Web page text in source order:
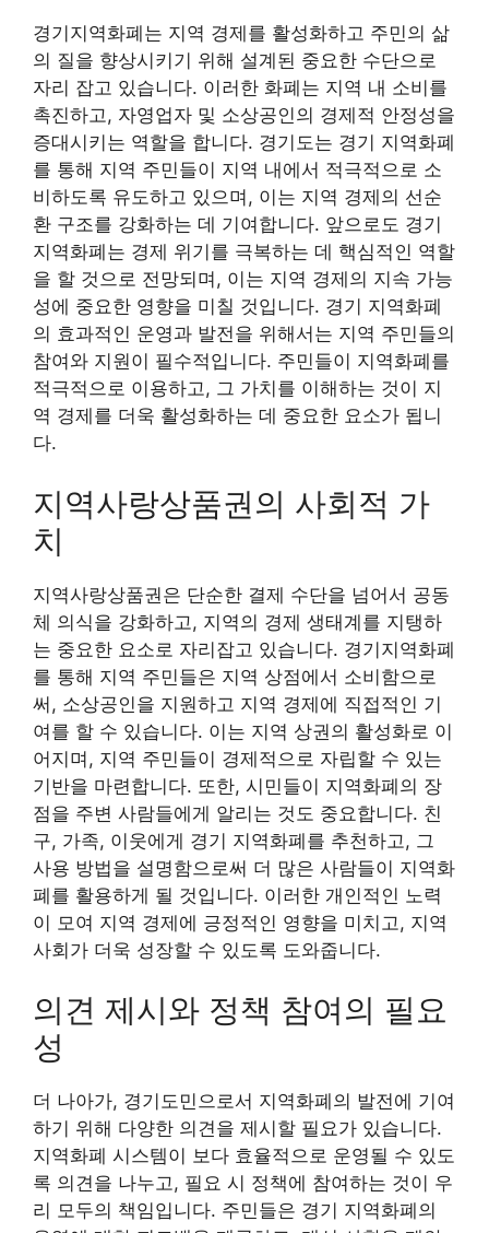
경기지역화폐는 지역 경제를 활성화하고 주민의 삶
의 질을 향상시키기 위해 설계된 중요한 수단으로
자리 잡고 있습니다. 이러한 화폐는 지역 내 소비를
촉진하고, 자영업자 및 소상공인의 경제적 안정성을
증대시키는 역할을 합니다. 경기도는 경기 지역화폐
를 통해 지역 주민들이 지역 내에서 적극적으로 소
비하도록 유도하고 있으며, 이는 지역 경제의 선순
환 구조를 강화하는 데 기여합니다. 앞으로도 경기
지역화폐는 경제 위기를 극복하는 데 핵심적인 역할
을 할 것으로 전망되며, 이는 지역 경제의 지속 가능
성에 중요한 영향을 미칠 것입니다. 경기 지역화폐
의 효과적인 운영과 발전을 위해서는 지역 주민들의
참여와 지원이 필수적입니다. 주민들이 지역화폐를
적극적으로 이용하고, 그 가치를 이해하는 것이 지
역 경제를 더욱 활성화하는 데 중요한 요소가 됩니
다.
지역사랑상품권의 사회적 가
치
지역사랑상품권은 단순한 결제 수단을 넘어서 공동
체 의식을 강화하고, 지역의 경제 생태계를 지탱하
는 중요한 요소로 자리잡고 있습니다. 경기지역화폐
를 통해 지역 주민들은 지역 상점에서 소비함으로
써, 소상공인을 지원하고 지역 경제에 직접적인 기
여를 할 수 있습니다. 이는 지역 상권의 활성화로 이
어지며, 지역 주민들이 경제적으로 자립할 수 있는
기반을 마련합니다. 또한, 시민들이 지역화폐의 장
점을 주변 사람들에게 알리는 것도 중요합니다. 친
구, 가족, 이웃에게 경기 지역화폐를 추천하고, 그
사용 방법을 설명함으로써 더 많은 사람들이 지역화
폐를 활용하게 될 것입니다. 이러한 개인적인 노력
이 모여 지역 경제에 긍정적인 영향을 미치고, 지역
사회가 더욱 성장할 수 있도록 도와줍니다.
의견 제시와 정책 참여의 필요
성
더 나아가, 경기도민으로서 지역화폐의 발전에 기여
하기 위해 다양한 의견을 제시할 필요가 있습니다.
지역화폐 시스템이 보다 효율적으로 운영될 수 있도
록 의견을 나누고, 필요 시 정책에 참여하는 것이 우
리 모두의 책임입니다. 주민들은 경기 지역화폐의